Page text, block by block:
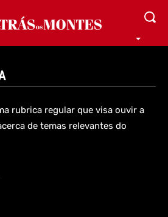
rubrica regular que visa ouvir a
de temas relevantes do